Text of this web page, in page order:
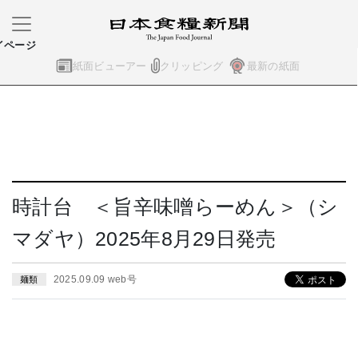
紙面ビューアー クリッピング 最新の紙面
ページ
時計台 ＜旨辛味噌らーめん＞（シ
マダヤ）2025年8月29日発売
麺類 2025.09.09 web号